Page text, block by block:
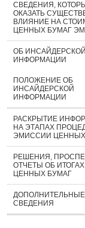
СВЕДЕНИЯ,
ОКАЗАТЬ
ВЛИЯНИЕ НА
ЦЕННЫХ БУМАГ
ОБ ИНСАЙДЕРСКОЙ
ИНФОРМАЦИИ
ПОЛОЖЕНИЕ ОБ
ИНСАЙДЕРСКОЙ
ИНФОРМАЦИИ
РАСКРЫТИЕ
НА ЭТАПАХ
ЭМИССИИ ЦЕННЫХ
РЕШЕНИЯ,
ОТЧЕТЫ ОБ
ЦЕННЫХ БУМАГ
ДОПОЛНИТЕЛЬНЫЕ
СВЕДЕНИЯ